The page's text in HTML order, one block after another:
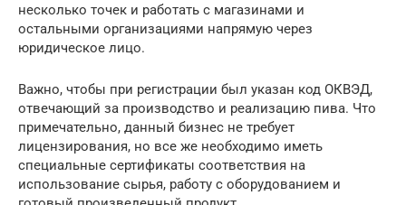
несколько точек и работать с магазинами и
остальными организациями напрямую через
юридическое лицо.
Важно, чтобы при регистрации был указан код ОКВЭД,
отвечающий за производство и реализацию пива. Что
примечательно, данный бизнес не требует
лицензирования, но все же необходимо иметь
специальные сертификаты соответствия на
использование сырья, работу с оборудованием и